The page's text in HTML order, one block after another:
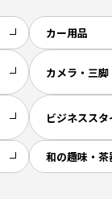
カー用品
カメラ・三
ビジネスス
和の趣味・